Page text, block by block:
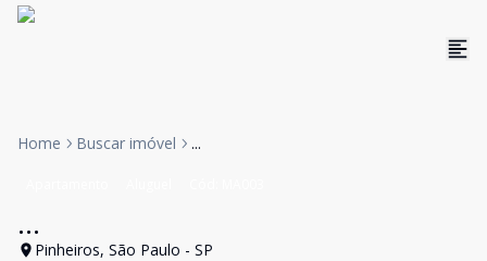
Home Buscar imóvel ...
...
Pinheiros, São Paulo - SP